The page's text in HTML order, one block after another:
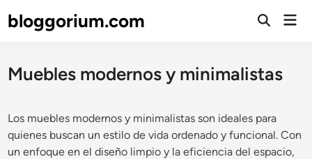
tobloggorium.com
Open
Muebles modernos y minimalistas
Los muebles modernos y minimalistas son ideales para
quienes buscan un estilo de vida ordenado y funcional. Con
un enfoque en el diseño limpio y la eficiencia del espacio,